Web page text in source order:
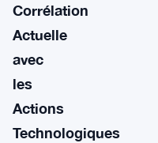
Corrélation
Actuelle
avec
les
Actions
Technologiques